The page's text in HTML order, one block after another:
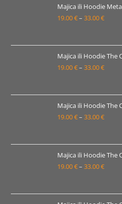
do
Majica ili Hoodie
19.00€– 33.00€
od
do
Majica ili Hoodie The
19.00€– 33.00€
od
do
Majica ili Hoodie The
19.00€– 33.00€
od
do
Majica ili Hoodie The
19.00€– 33.00€
od